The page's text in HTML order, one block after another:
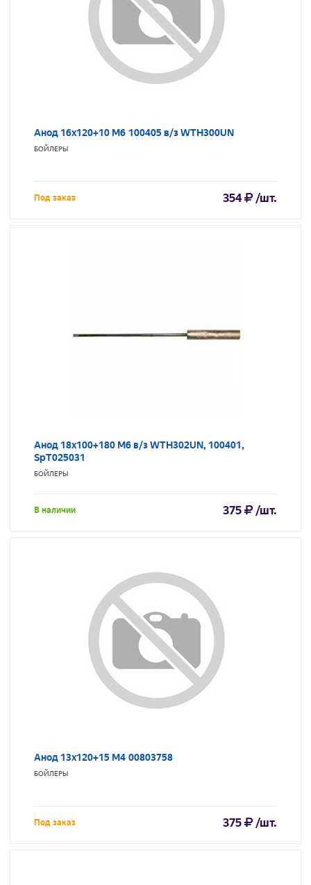
Анод 16х120+10 М6 100405 в/з WTH300UN
БОЙЛЕРЫ
Под заказ 354 /шт.
Анод 18х100+180 М6 в/з WTH302UN, 100401,
SpT025031
БОЙЛЕРЫ
В наличии 375 /шт.
Анод 13х120+15 М4 00803758
БОЙЛЕРЫ
Под заказ 375 /шт.